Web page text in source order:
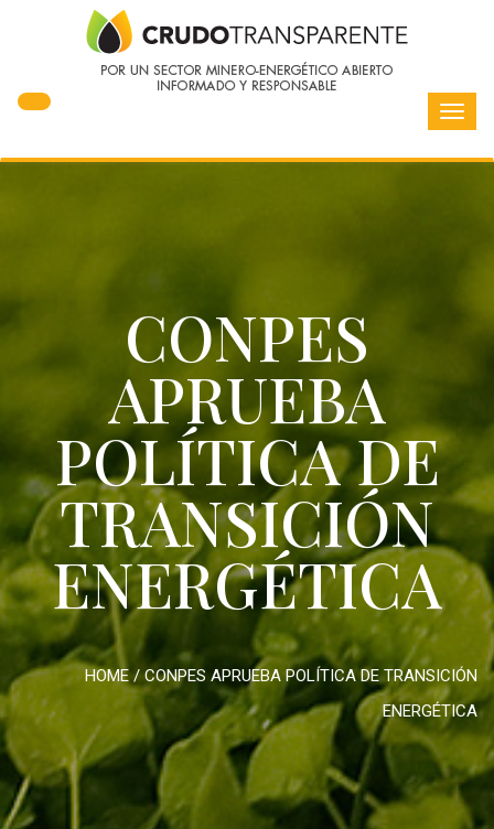
CONPES
APRUEBA
POLÍTICA DE
TRANSICIÓN
ENERGÉTICA
HOME/ CONPES APRUEBA POLÍTICA DE TRANSICIÓN
ENERGÉTICA